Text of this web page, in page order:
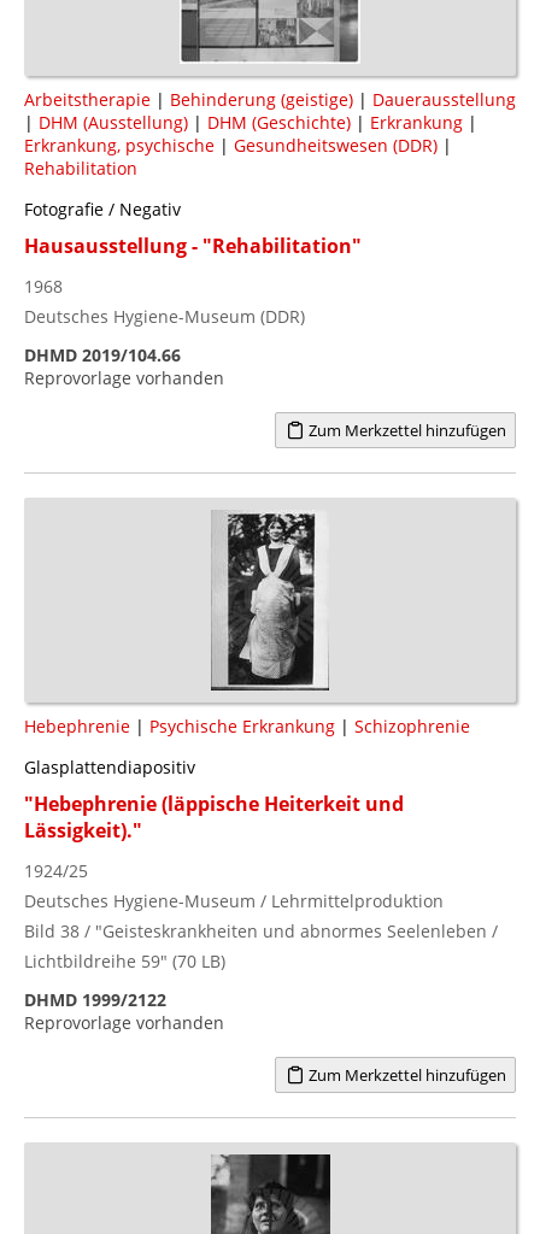
Arbeitstherapie | Behinderung (geistige) | Dauerausstellung
| DHM (Ausstellung) | DHM (Geschichte) | Erkrankung |
Erkrankung, psychische | Gesundheitswesen (DDR) |
Rehabilitation
Fotografie / Negativ
Hausausstellung - "Rehabilitation"
1968
Deutsches Hygiene-Museum (DDR)
DHMD 2019/104.66
Reprovorlage vorhanden
Zum Merkzettel hinzufügen
Hebephrenie | Psychische Erkrankung | Schizophrenie
Glasplattendiapositiv
"Hebephrenie (läppische Heiterkeit und
Lässigkeit)."
1924/25
Deutsches Hygiene-Museum / Lehrmittelproduktion
Bild 38 / "Geisteskrankheiten und abnormes Seelenleben /
Lichtbildreihe 59" (70 LB)
DHMD 1999/2122
Reprovorlage vorhanden
Zum Merkzettel hinzufügen